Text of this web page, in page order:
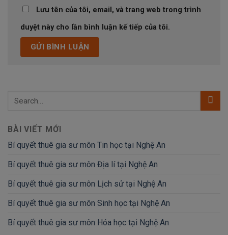
Lưu tên của tôi, email, và trang web trong trình
duyệt này cho lần bình luận kế tiếp của tôi.
BÀI VIẾT MỚI
Bí quyết thuê gia sư môn Tin học tại Nghệ An
Bí quyết thuê gia sư môn Địa lí tại Nghệ An
Bí quyết thuê gia sư môn Lịch sử tại Nghệ An
Bí quyết thuê gia sư môn Sinh học tại Nghệ An
Bí quyết thuê gia sư môn Hóa học tại Nghệ An